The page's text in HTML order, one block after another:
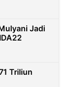
Jadi
Triliun